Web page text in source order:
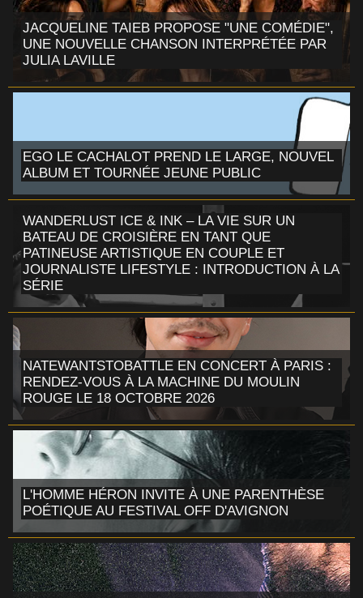
JACQUELINE TAIEB PROPOSE "UNE COMÉDIE",
UNE NOUVELLE CHANSON INTERPRÉTÉE PAR
JULIA LAVILLE
EGO LE CACHALOT PREND LE LARGE, NOUVEL
ALBUM ET TOURNÉE JEUNE PUBLIC
WANDERLUST ICE & INK – LA VIE SUR UN
BATEAU DE CROISIÈRE EN TANT QUE
PATINEUSE ARTISTIQUE EN COUPLE ET
JOURNALISTE LIFESTYLE : INTRODUCTION À LA
SÉRIE
NATEWANTSTOBATTLE EN CONCERT À PARIS :
RENDEZ-VOUS À LA MACHINE DU MOULIN
ROUGE LE 18 OCTOBRE 2026
L'HOMME HÉRON INVITE À UNE PARENTHÈSE
POÉTIQUE AU FESTIVAL OFF D'AVIGNON